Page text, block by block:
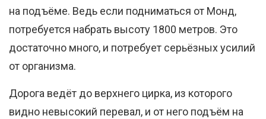
на подъёме. Ведь если подниматься от Монд,
потребуется набрать высоту 1800 метров. Это
достаточно много, и потребует серьёзных усилий
от организма.
Дорога ведёт до верхнего цирка, из которого
видно невысокий перевал, и от него подъём на